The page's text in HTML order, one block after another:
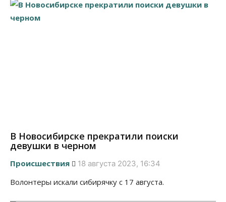
В Новосибирске прекратили поиски
девушки в черном
Происшествия 18 августа 2023, 16:34
Волонтеры искали сибирячку с 17 августа.